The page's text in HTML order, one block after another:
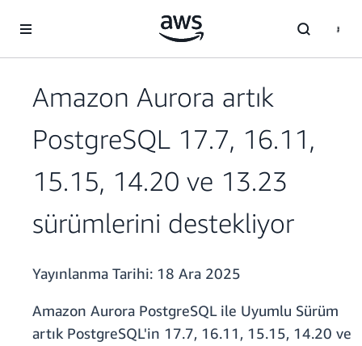
Amazon Aurora artık
PostgreSQL 17.7, 16.11,
15.15, 14.20 ve 13.23
sürümlerini destekliyor
Yayınlanma Tarihi: 18 Ara 2025
Amazon Aurora PostgreSQL ile Uyumlu Sürüm
artık PostgreSQL'in 17.7, 16.11, 15.15, 14.20 ve